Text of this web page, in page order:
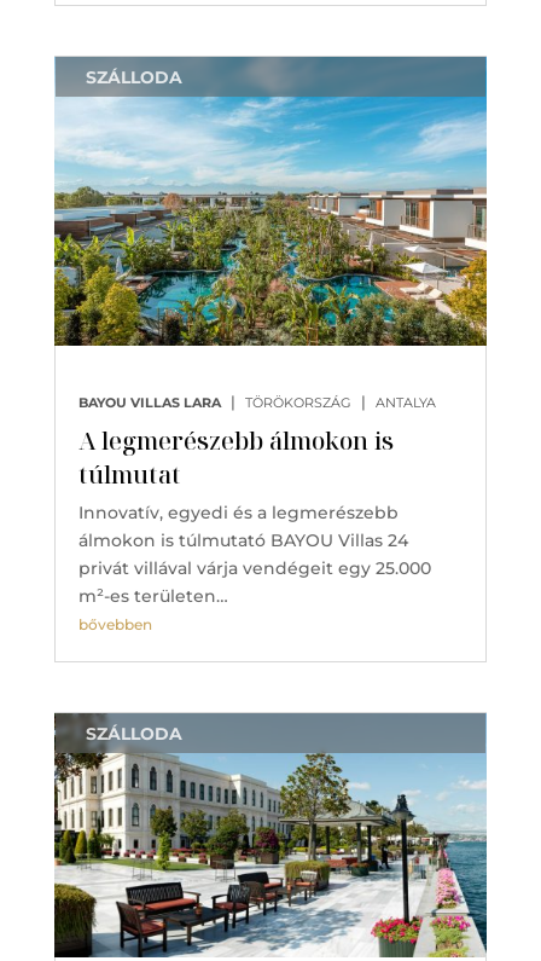
A legmerészebb álmokon is
túlmutat
BAYOU VILLAS LARA | TÖRÖKORSZÁG | ANTALYA
SZÁLLODA
Innovatív, egyedi és a legmerészebb
álmokon is túlmutató BAYOU Villas 24
privát villával várja vendégeit egy 25.000
m²-es területen…
bővebben
SZÁLLODA